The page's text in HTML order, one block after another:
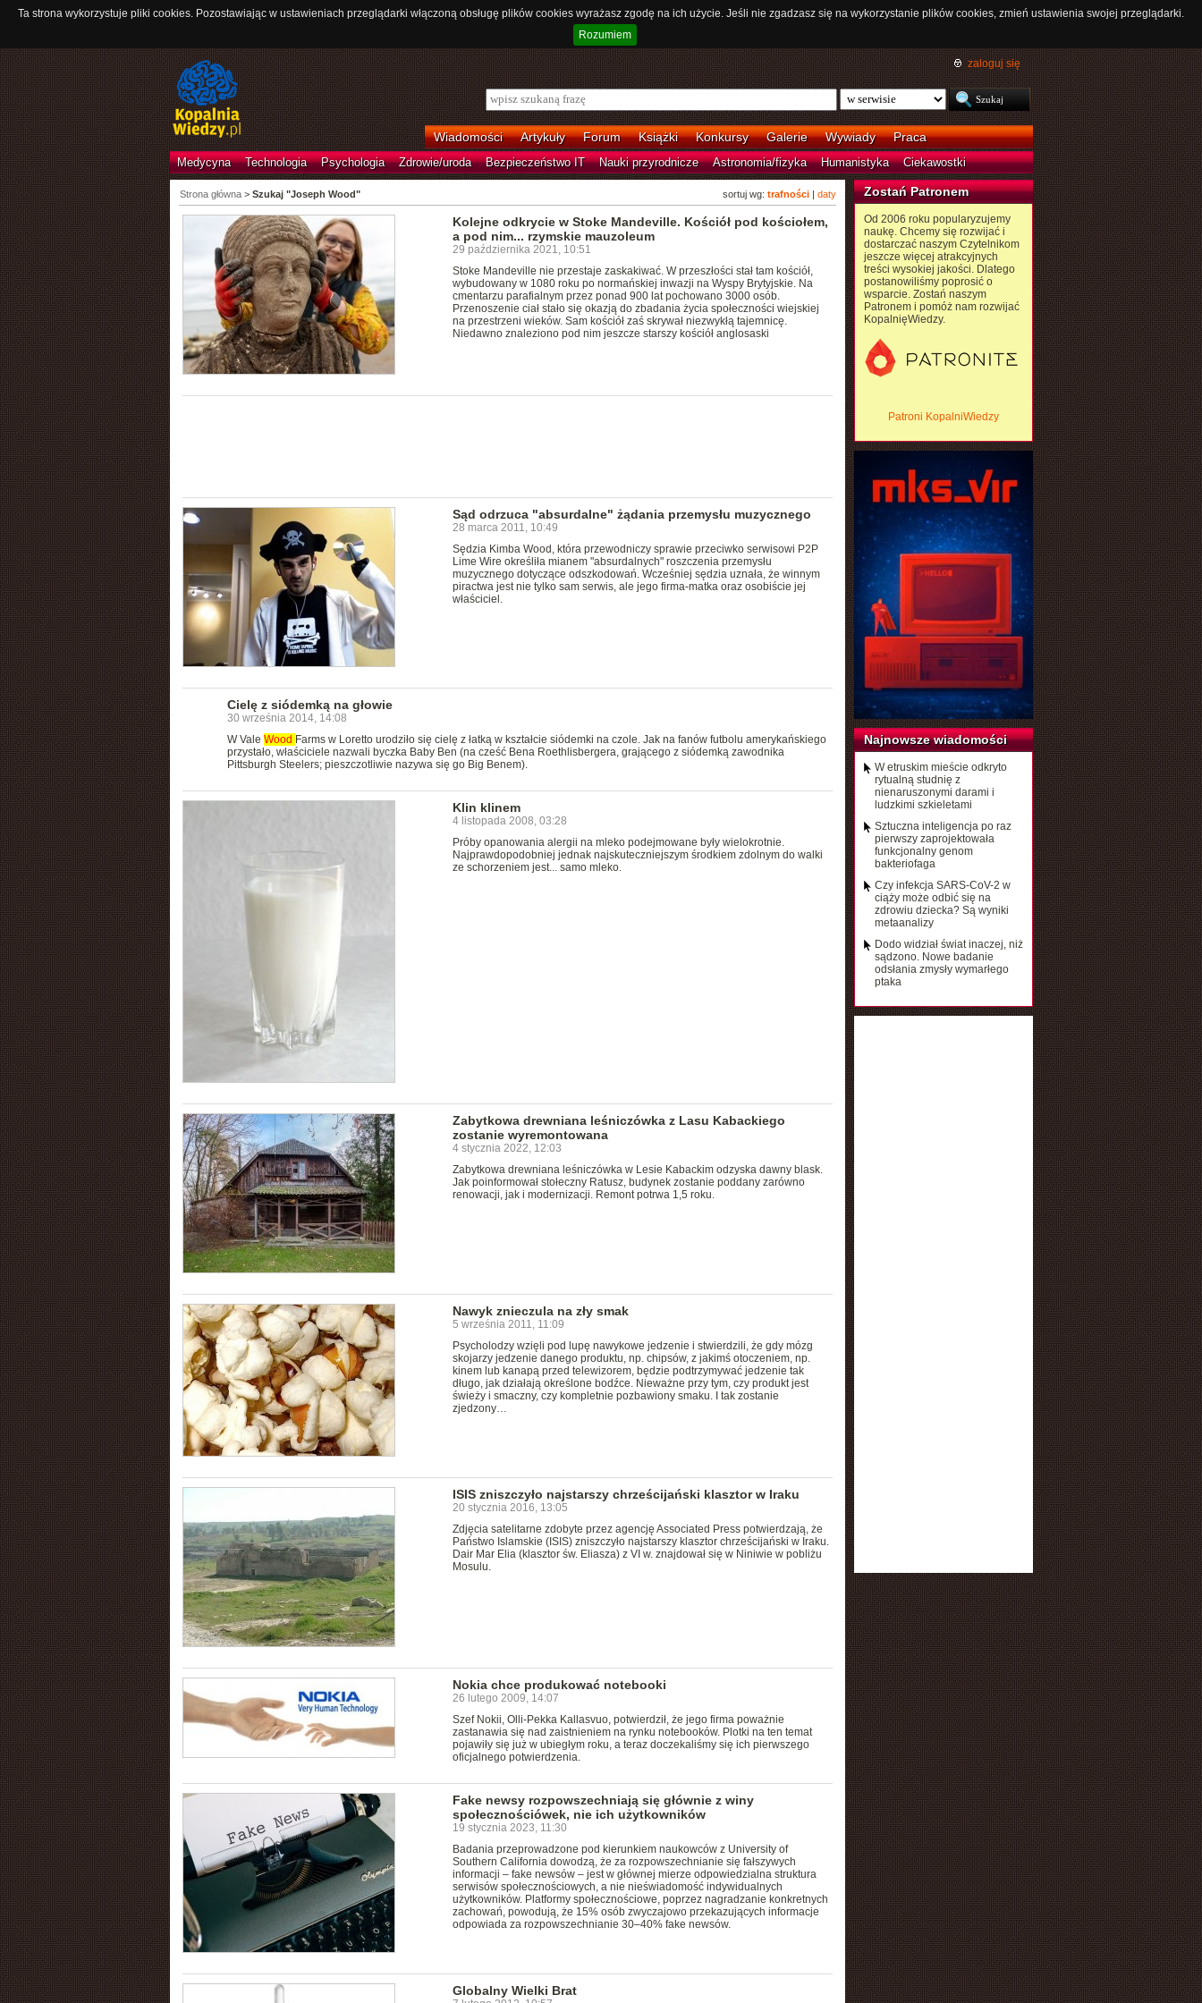
Ta strona wykorzystuje pliki cookies. Pozostawiając w ustawieniach przeglądarki włączoną obsługę plików cookies wyrażasz zgodę na ich użycie. Jeśli nie zgadzasz się na wykorzystanie plików cookies, zmień ustawienia swojej przeglądarki.
Rozumiem
zaloguj się
Wiadomości Artykuły Forum Książki Konkursy Galerie Wywiady Praca
Medycyna Technologia Psychologia Zdrowie/uroda Bezpieczeństwo IT Nauki przyrodnicze Astronomia/fizyka Humanistyka Ciekawostki
sortuj wg: trafności| daty
Strona główna> Szukaj "Joseph Wood"
Kolejne odkrycie w Stoke Mandeville. Kościół pod kościołem,
a pod nim... rzymskie mauzoleum
29 października 2021, 10:51
Stoke Mandeville nie przestaje zaskakiwać. W przeszłości stał tam kościół,
wybudowany w 1080 roku po normańskiej inwazji na Wyspy Brytyjskie. Na
cmentarzu parafialnym przez ponad 900 lat pochowano 3000 osób.
Przenoszenie ciał stało się okazją do zbadania życia społeczności wiejskiej
na przestrzeni wieków. Sam kościół zaś skrywał niezwykłą tajemnicę.
Niedawno znaleziono pod nim jeszcze starszy kościół anglosaski
Sąd odrzuca "absurdalne" żądania przemysłu muzycznego
28 marca 2011, 10:49
Sędzia Kimba Wood, która przewodniczy sprawie przeciwko serwisowi P2P
Lime Wire określiła mianem "absurdalnych" roszczenia przemysłu
muzycznego dotyczące odszkodowań. Wcześniej sędzia uznała, że winnym
piractwa jest nie tylko sam serwis, ale jego firma-matka oraz osobiście jej
właściciel.
Cielę z siódemką na głowie
30 września 2014, 14:08
W Vale Wood Farms w Loretto urodziło się cielę z łatką w kształcie siódemki na czole. Jak na fanów futbolu amerykańskiego
przystało, właściciele nazwali byczka Baby Ben (na cześć Bena Roethlisbergera, grającego z siódemką zawodnika
Pittsburgh Steelers; pieszczotliwie nazywa się go Big Benem).
Klin klinem
4 listopada 2008, 03:28
Próby opanowania alergii na mleko podejmowane były wielokrotnie.
Najprawdopodobniej jednak najskuteczniejszym środkiem zdolnym do walki
ze schorzeniem jest... samo mleko.
Zabytkowa drewniana leśniczówka z Lasu Kabackiego
zostanie wyremontowana
4 stycznia 2022, 12:03
Zabytkowa drewniana leśniczówka w Lesie Kabackim odzyska dawny blask.
Jak poinformował stołeczny Ratusz, budynek zostanie poddany zarówno
renowacji, jak i modernizacji. Remont potrwa 1,5 roku.
Nawyk znieczula na zły smak
5 września 2011, 11:09
Psycholodzy wzięli pod lupę nawykowe jedzenie i stwierdzili, że gdy mózg
skojarzy jedzenie danego produktu, np. chipsów, z jakimś otoczeniem, np.
kinem lub kanapą przed telewizorem, będzie podtrzymywać jedzenie tak
długo, jak działają określone bodźce. Nieważne przy tym, czy produkt jest
świeży i smaczny, czy kompletnie pozbawiony smaku. I tak zostanie
zjedzony…
ISIS zniszczyło najstarszy chrześcijański klasztor w Iraku
20 stycznia 2016, 13:05
Zdjęcia satelitarne zdobyte przez agencję Associated Press potwierdzają, że
Państwo Islamskie (ISIS) zniszczyło najstarszy klasztor chrześcijański w Iraku.
Dair Mar Elia (klasztor św. Eliasza) z VI w. znajdował się w Niniwie w pobliżu
Mosulu.
Nokia chce produkować notebooki
26 lutego 2009, 14:07
Szef Nokii, Olli-Pekka Kallasvuo, potwierdził, że jego firma poważnie
zastanawia się nad zaistnieniem na rynku notebooków. Plotki na ten temat
pojawiły się już w ubiegłym roku, a teraz doczekaliśmy się ich pierwszego
oficjalnego potwierdzenia.
Fake newsy rozpowszechniają się głównie z winy
społecznościówek, nie ich użytkowników
19 stycznia 2023, 11:30
Badania przeprowadzone pod kierunkiem naukowców z University of
Southern California dowodzą, że za rozpowszechnianie się fałszywych
informacji – fake newsów – jest w głównej mierze odpowiedzialna struktura
serwisów społecznościowych, a nie nieświadomość indywidualnych
użytkowników. Platformy społecznościowe, poprzez nagradzanie konkretnych
zachowań, powodują, że 15% osób zwyczajowo przekazujących informacje
odpowiada za rozpowszechnianie 30–40% fake newsów.
Globalny Wielki Brat
Zostań Patronem
Od 2006 roku popularyzujemy
naukę. Chcemy się rozwijać i
dostarczać naszym Czytelnikom
jeszcze więcej atrakcyjnych
treści wysokiej jakości. Dlatego
postanowiliśmy poprosić o
wsparcie. Zostań naszym
Patronem i pomóż nam rozwijać
KopalnięWiedzy.
Patroni KopalniWiedzy
Najnowsze wiadomości
W etruskim mieście odkryto
rytualną studnię z
nienaruszonymi darami i
ludzkimi szkieletami
Sztuczna inteligencja po raz
pierwszy zaprojektowała
funkcjonalny genom
bakteriofaga
Czy infekcja SARS-CoV-2 w
ciąży może odbić się na
zdrowiu dziecka? Są wyniki
metaanalizy
Dodo widział świat inaczej, niż
sądzono. Nowe badanie
odsłania zmysły wymarłego
ptaka